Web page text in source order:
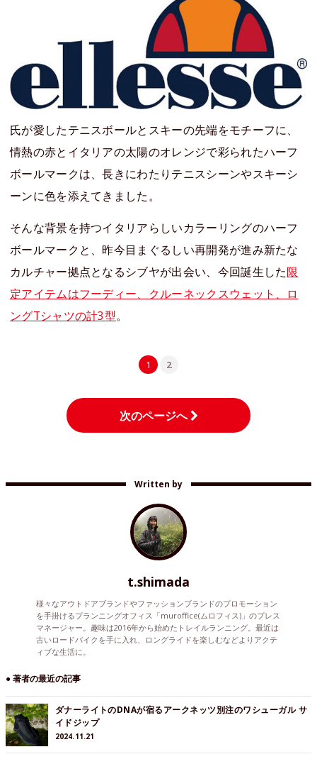
氏が愛したテニスボールとスキーの先端をモチーフに、
情熱の赤とイタリアの太陽のオレンジで彩られたハーフ
ボールマークは、長きにわたりテニスシーンやスキーシ
ーンに色を添えてきました。
そんな背景を持つイタリアらしいカラーリングのハーフ
ボールマークと、昨今目まぐるしい再開発が進み新たな
カルチャー拠点となるシブヤが出会い、今回誕生した限
定アイテムはフーディー、クルーネックスウェット、ロ
ングTシャツの計3型。
1 2
次のページへ
Written by
t.shimada
様々なアウトドアブランドやファッションブランドのプロモーション
を手掛けるプランニングオフィス「muroffice(ムロフィス)」のプレス
マネージャー。趣味は2016年から始めたトレイルランニング。最近は
古いロードバイクを手に入れ、ロングライドを楽しむなどよりアクテ
ィブな生活に。
● 著者の最近の記事
ダナーライトのDNAが宿るアークネッツ別注のワシューガル サ
イドジップ
2024.11.21